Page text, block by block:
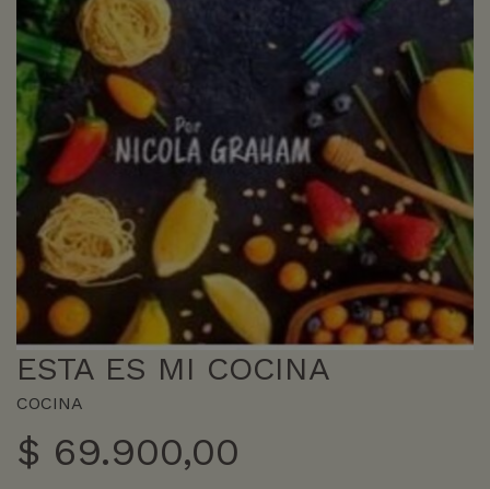
ESTA ES MI COCINA
COCINA
$ 69.900,00